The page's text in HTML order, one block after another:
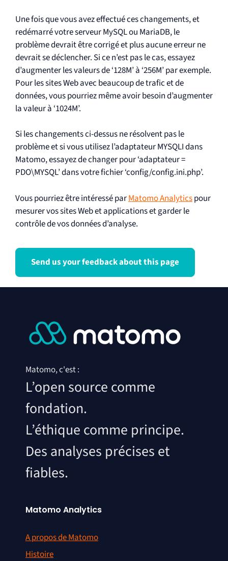
Une fois que vous avez effectué ces changements, et
redémarré votre serveur MySQL ou MariaDB, le
problème devrait être corrigé et plus aucune erreur ne
devrait se déclencher. Si ce n’est pas le cas, essayez
d’augmenter les valeurs de ‘128M’ à ‘256M’ par exemple.
Pour les sites Web avec beaucoup de trafic et de
données, vous pourriez même avoir besoin d’augmenter
la valeur à ‘1024M’.
Si les changements ci-dessus ne résolvent pas le
problème et si vous utilisez l’adaptateur MYSQLI dans
Matomo, essayez de changer pour ‘adaptateur =
PDO\MYSQL’ dans votre fichier ‘config/config.ini.php’.
Vous pourriez être intéressé parMatomo Analyticspour
mesurer vos sites Web et applications et garder le
contrôle de vos données d’analyse.
Send us your feedback about this page
Matomo, c'est :
L’open source comme
fondation.
L’éthique comme principe.
Des analyses précises et
fiables.
Matomo Analytics
A propos de Matomo
Histoire